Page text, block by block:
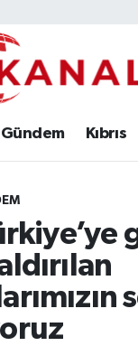
Gündem Kıbrıs